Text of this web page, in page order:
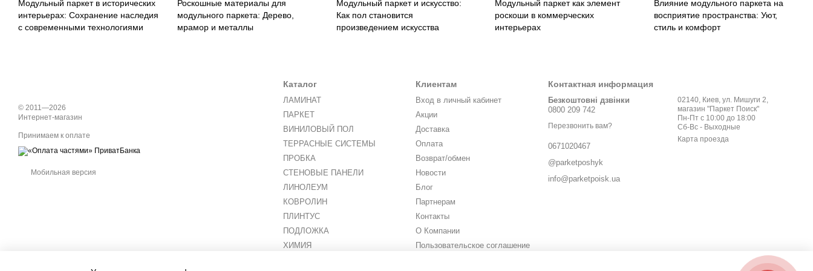
Модульный паркет в исторических
интерьерах: Сохранение наследия
с современными технологиями
Роскошные материалы для
модульного паркета: Дерево,
мрамор и металлы
Модульный паркет и искусство:
Как пол становится
произведением искусства
Модульный паркет как элемент
роскоши в коммерческих
интерьерах
Влияние модульного паркета на
восприятие пространства: Уют,
стиль и комфорт
© 2011—2026
Интернет-магазин
Принимаем к оплате
Мобильная версия
Каталог
ЛАМИНАТ
ПАРКЕТ
ВИНИЛОВЫЙ ПОЛ
ТЕРРАСНЫЕ СИСТЕМЫ
ПРОБКА
СТЕНОВЫЕ ПАНЕЛИ
ЛИНОЛЕУМ
КОВРОЛИН
ПЛИНТУС
ПОДЛОЖКА
ХИМИЯ
Клиентам
Вход в личный кабинет
Акции
Доставка
Оплата
Возврат/обмен
Новости
Блог
Партнерам
Контакты
О Компании
Пользовательское соглашение
Контактная информация
Безкоштовні дзвінки
0800 209 742
Перезвонить вам?
0671020467
@parketposhyk
info@parketpoisk.ua
02140, Киев, ул. Мишуги 2,
магазин "Паркет Поиск"
Пн-Пт с 10:00 до 18:00
Сб-Вс - Выходные
Карта проезда